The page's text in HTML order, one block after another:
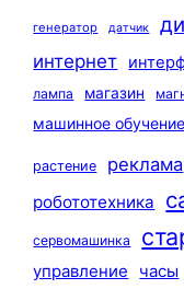
генератор датчик
интернет
лампа
магазин
машинное обучение
растение реклама
робототехника
сервомашинка
управление часы